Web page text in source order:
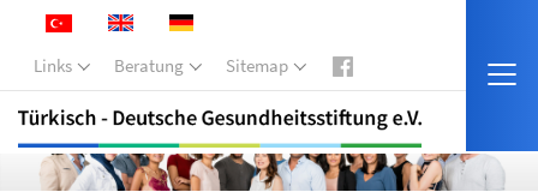
Links Beratung Sitemap